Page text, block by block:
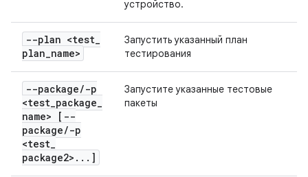
устройство.
--plan <test_
plan_name>
Запустить указанный план
тестирования
--package/-p
<test_package_
name> [--
package/-p
<test_
package2> . . . ]
Запустите указанные тестовые
пакеты